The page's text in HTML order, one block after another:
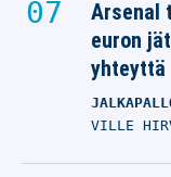
Arsenal
euron
yhteyttä
VILLE